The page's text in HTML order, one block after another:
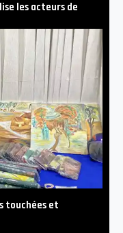
les acteurs de
touchées et